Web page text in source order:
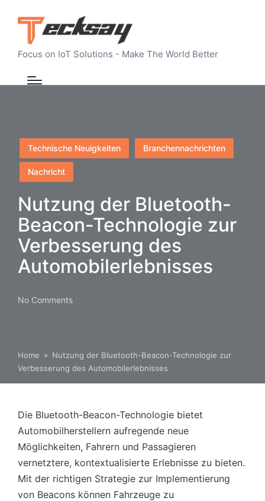
Focus on IoT Solutions - Make The World Better
Posted
in
Technische Neuigkeiten Branchennachrichten
Nachricht
Nutzung der Bluetooth-
Beacon-Technologie zur
Verbesserung des
Automobilerlebnisses
No Comments
Home » Nutzung der Bluetooth-Beacon-Technologie zur
Verbesserung des Automobilerlebnisses
Die Bluetooth-Beacon-Technologie bietet
Automobilherstellern aufregende neue
Möglichkeiten, Fahrern und Passagieren
vernetztere, kontextualisierte Erlebnisse zu bieten.
Mit der richtigen Strategie zur Implementierung
von Beacons können Fahrzeuge zu